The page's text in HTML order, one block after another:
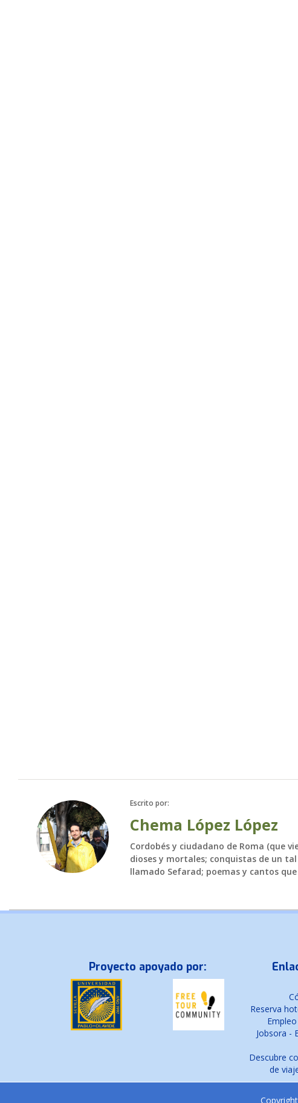
Escrito por:
Chema López López
Cordobés y ciudadano de Roma (que
dioses y mortales; conquistas de un
llamado Sefarad; poemas y cantos
Proyecto apoyado por:
Reserva
Jobsora -
Descubre
de